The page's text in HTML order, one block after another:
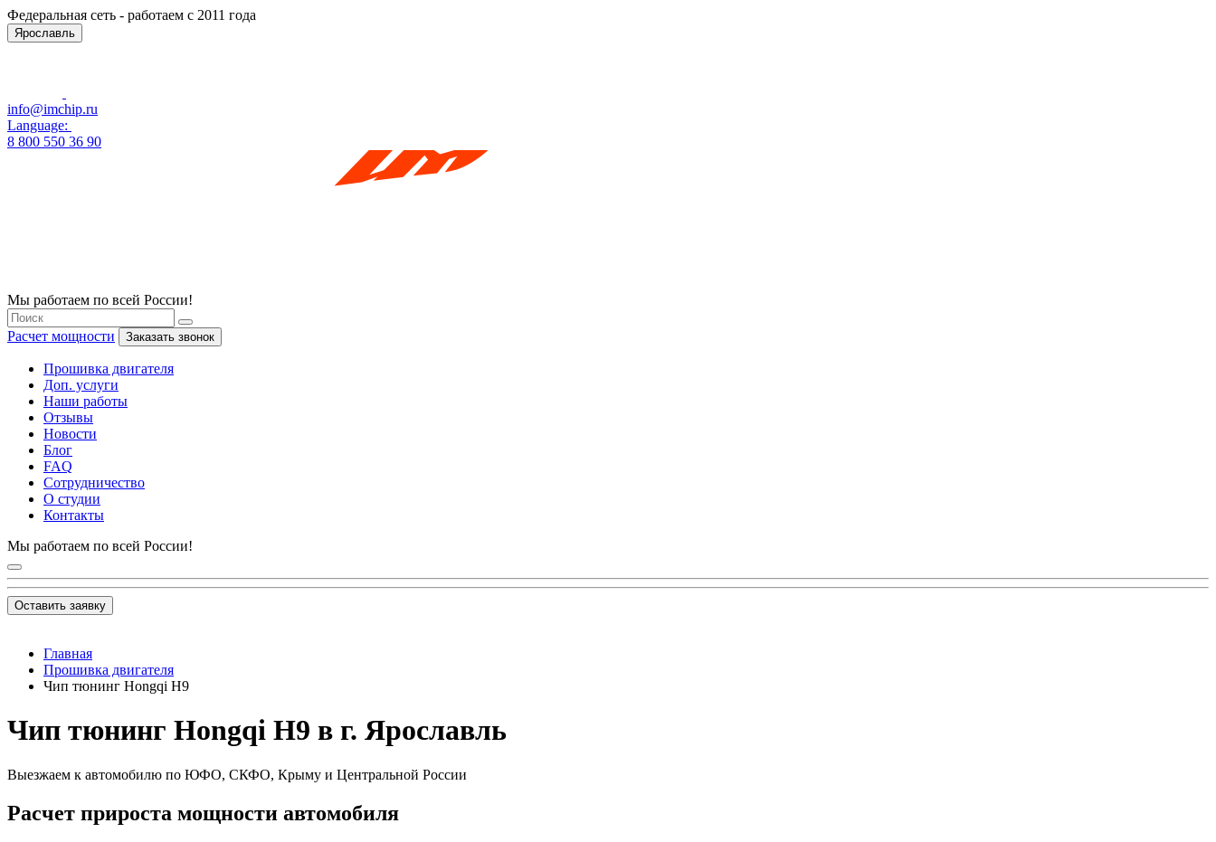
Федеральная сеть - работаем с 2011 года
Ярославль
info@imchip.ru
Language:
8 800 550 36 90
Мы работаем по всей России!
Расчет мощности Заказать звонок
Прошивка двигателя
Доп. услуги
Наши работы
Отзывы
Новости
Блог
FAQ
Сотрудничество
О студии
Контакты
Мы работаем по всей России!
Оставить заявку
Главная
Прошивка двигателя
Чип тюнинг Hongqi H9
Чип тюнинг Hongqi H9 в г. Ярославль
Выезжаем к автомобилю по ЮФО, СКФО, Крыму и Центральной России
Расчет прироста мощности автомобиля